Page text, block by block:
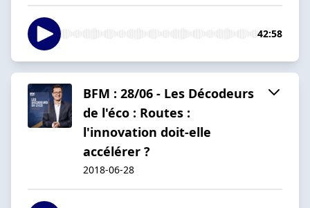
42:58
BFM : 28/06 - Les Décodeurs
de l'éco : Routes :
l'innovation doit-elle
accélérer ?
2018-06-28